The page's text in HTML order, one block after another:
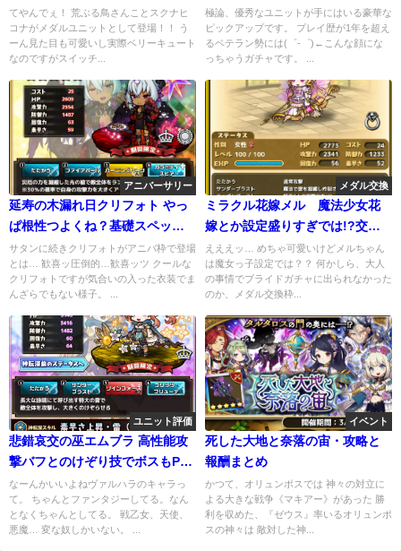
ユニット
てやんでぇ！ 荒ぶる鳥さんことスクナヒ
コナがメダルユニットとして登場！！ う
ーん見た目も可愛いし実際ベリーキュート
なのですがスイッチ...
極論、優秀なユニットが手にはいる豪華な
ピックアップです。 プレイ歴が1年を超え
るベテラン勢には(゜-゜)←こんな顔にな
っちゃうガチャです。 ...
アニバーサリー
延寿の木漏れ日クリフォト やっ
ぱ根性つよくね？基礎スペック
も高い厄災ねぇさん
サタンに続きクリフォトがアニバ枠で登場
とは… 歓喜ッ圧倒的…歓喜ッツ クールな
クリフォトですが気合いの入った衣装でま
んざらでもない様子。 ...
メダル交換
ミラクル花嫁メル 魔法少女花
嫁とか設定盛りすぎでは!?交換
の有無…
えええッ… めちゃ可愛いけどメルちゃん
は魔女っ子設定では？？ 何かしら、大人
の事情でブライドガチャに出られなかった
のか、メダル交換枠...
ユニット評価
悲錯哀交の巫エムブラ 高性能攻
撃バフとのけぞり技でボスもPVP
もOK！
なーんかいいよねヴァルハラのキャラっ
て。 ちゃんとファンタジーしてる。なん
となくちゃんとしてる。 戦乙女、天使、
悪魔… 変な奴しかいない。 ...
イベント
死した大地と奈落の宙・攻略と
報酬まとめ
かつて、オリュンポスでは 神々の対立に
よる大きな戦争《マキアー》があった 勝
利を収めた、『ゼウス』率いるオリュンポ
スの神々は 敵対した神...